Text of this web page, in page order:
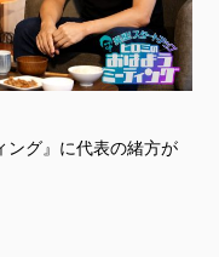
ング』に代表の緒方が